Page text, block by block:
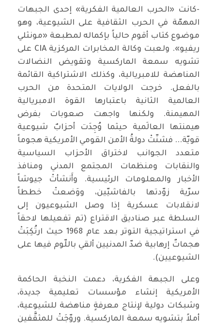
-كانت «الحرب العالمية الفكرية» إحدى الجبهات
المهمّة في الحرب الثقافية على الشيوعية، وهو
موضوع كتاب أقوم حالياً بإكماله لمطبعة «مونثلي
ريفيو». ولعبت وكالة المخابرات المركزية CIA على
تشويه سمعة الماركسية وتقويض النضالات
المناهضة للامبريالية، وكذلك الاشتراكية القائمة
بالفعل. خرجت الولايات المتحدة من الحرب
العالمية الثانية باعتبارها القوة الامبريالية
المهيمنة. ولكنها واجهت صعوبات بفرض
هيمنتها العالَمية حيثما وُجِدَت أحزابٌ شيوعية
قويّة... فشنّتْ دولةُ الأمن القومي الأمريكية هجوماً
متعدد الجوانب لاختراق الأحزاب السياسية
والنقابات ومنظمات المجتمع المدني ومنافذ
الأخبار والمعلومات الرئيسية. وأَنشأتْ جيوشاً
سرّية زوّدتها بالفاشيّين، ووَضعتْ خططاً
لانقلابات عسكرية إذا وصل الشيوعيون إلى
السلطة عبر صناديق الاقتراع (تم تفعيلها لاحقاً
في استراتيجية التوتر بعد عام 1968 حيث ارتُكِبَتْ
هجماتٌ إرهابية ضدّ المدنيين ألقي باللّوم فيها على
الشيوعيين).
وعلى الجبهة الفكرية، دعمت النخبة الحاكمة
الأمريكية إنشاء مؤسسات تعليمية جديدة،
وشبكات دولية لإنتاج معرفةٍ مناهضة للشيوعية،
أملاً بتشويه سمعة الماركسية. وروّجَتْ للمثقَّفين